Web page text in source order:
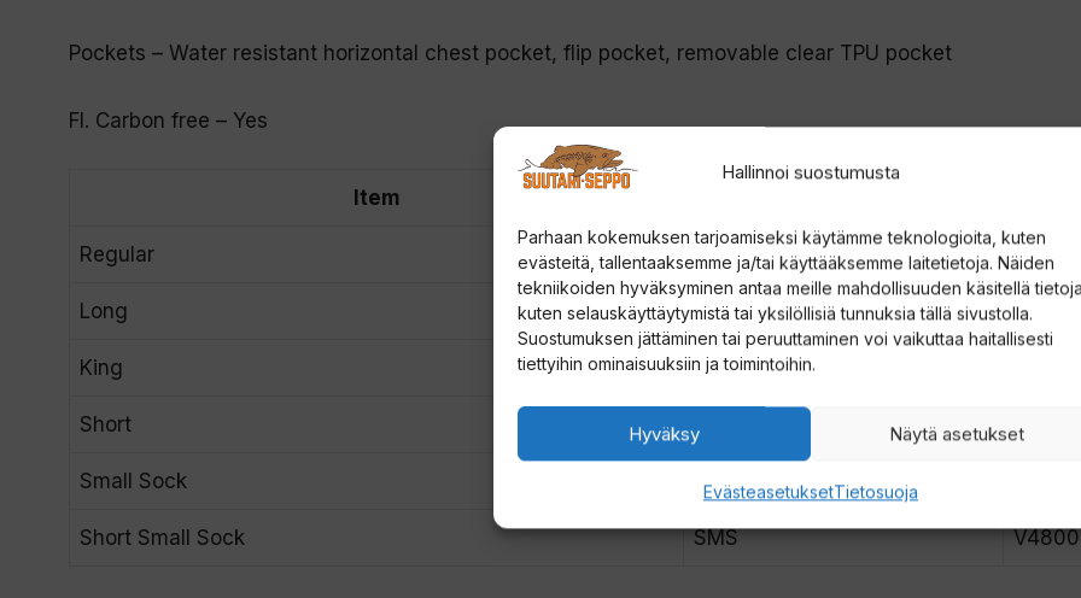
Hallinnoi suostumusta
Parhaan kokemuksen tarjoamiseksi käytämme teknologioita, kuten
evästeitä, tallentaaksemme ja/tai käyttääksemme laitetietoja. Näiden
tekniikoiden hyväksyminen antaa meille mahdollisuuden käsitellä
kuten selauskäyttäytymistä tai yksilöllisiä tunnuksia tällä sivustolla.
Suostumuksen jättäminen tai peruuttaminen voi vaikuttaa haitallisesti
tiettyihin ominaisuuksiin ja toimintoihin.
Hyväksy Näytä asetukset
EvästeasetuksetTietosuoja
Pockets – Water resistant horizontal chest pocket, flip pocket, removable clear TPU pocket
Fl. Carbon free – Yes
Item
Regular XS-XXL V4800
Long ML-XLL V4800
King MK-XLK
Short MS-XLS V4800
Small Sock SS-SM
Short Small Sock SMS V4800